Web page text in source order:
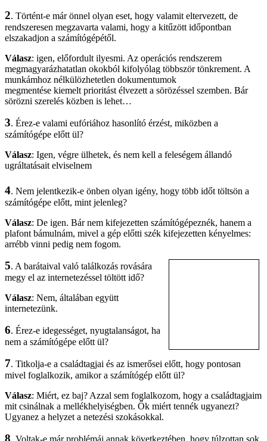
2. Történt-e már önnel olyan eset, hogy valamit eltervezett, de
rendszeresen megzavarta valami, hogy a kitűzött időpontban
elszakadjon a számítógépétől.
Válasz: igen, előfordult ilyesmi. Az operációs rendszerem
megmagyarázhatatlan okokból kifolyólag többször tönkrement. A
munkámhoz nélkülözhetetlen dokumentumok
megmentése kiemelt prioritást élvezett a sörözéssel szemben. Bár
sörözni szerelés közben is lehet…
3. Érez-e valami eufóriához hasonlító érzést, miközben a
számítógépe előtt ül?
Válasz: Igen, végre ülhetek, és nem kell a feleségem állandó
ugráltatásait elviselnem
4. Nem jelentkezik-e önben olyan igény, hogy több időt töltsön a
számítógépe előtt, mint jelenleg?
Válasz: De igen. Bár nem kifejezetten számítógépeznék, hanem a
plafont bámulnám, mivel a gép előtti szék kifejezetten kényelmes:
arrébb vinni pedig nem fogom.
5. A barátaival való találkozás rovására
megy el az internetezéssel töltött idő?
Válasz: Nem, általában együtt
internetezünk.
6. Érez-e idegességet, nyugtalanságot, ha
nem a számítógépe előtt ül?
7. Titkolja-e a családtagjai és az ismerősei előtt, hogy pontosan
mivel foglalkozik, amikor a számítógép előtt ül?
Válasz: Miért, ez baj? Azzal sem foglalkozom, hogy a családtagjaim
mit csinálnak a mellékhelyiségben. Ők miért tennék ugyanezt?
Ugyanez a helyzet a netezési szokásokkal.
8